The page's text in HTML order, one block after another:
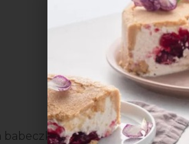
babeczki,